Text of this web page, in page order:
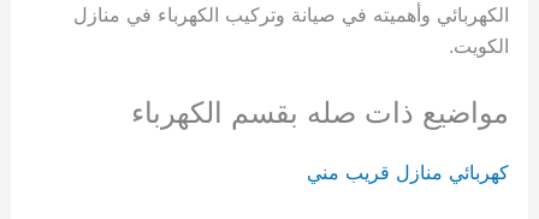
الكهربائي وأهميته في صيانة وتركيب الكهرباء في منازل
الكويت.
مواضيع ذات صله بقسم الكهرباء
كهربائي منازل قريب مني